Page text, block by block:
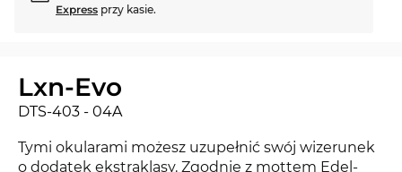
Express przy kasie.
Lxn-Evo
DTS-403 - 04A
Tymi okularami możesz uzupełnić swój wizerunek
o dodatek ekstraklasy. Zgodnie z mottem Edel-